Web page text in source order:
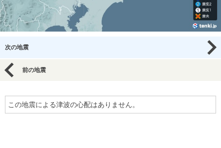
次の地震
前の地震
この地震による津波の心配はありません。